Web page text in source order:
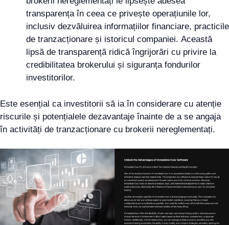
transparența în ceea ce privește operațiunile lor,
inclusiv dezvăluirea informațiilor financiare, practicile
de tranzacționare și istoricul companiei. Această
lipsă de transparență ridică îngrijorări cu privire la
credibilitatea brokerului și siguranța fondurilor
investitorilor.
Este esențial ca investitorii să ia în considerare cu atenție
riscurile și potențialele dezavantaje înainte de a se angaja
în activități de tranzacționare cu brokerii nereglementați.